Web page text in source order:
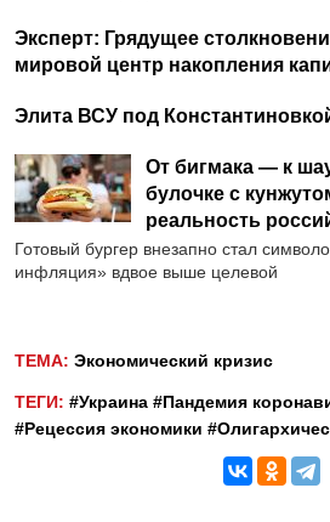
Эксперт: Грядущее
мировой центр накопления
Элита ВСУ под
От бигмака — к
булочке с
реальность
Готовый бургер внезапно стал
инфляция» вдвое выше целевой
ТЕМА: Экономический кризис
ТЕГИ: #Украина #Пандемия
#Рецессия экономики